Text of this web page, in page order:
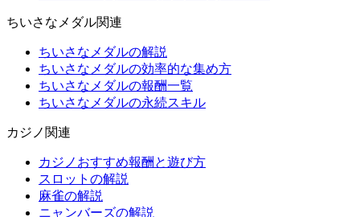
ちいさなメダル関連
ちいさなメダルの解説
ちいさなメダルの効率的な集め方
ちいさなメダルの報酬一覧
ちいさなメダルの永続スキル
カジノ関連
カジノおすすめ報酬と遊び方
スロットの解説
麻雀の解説
ニャンバーズの解説